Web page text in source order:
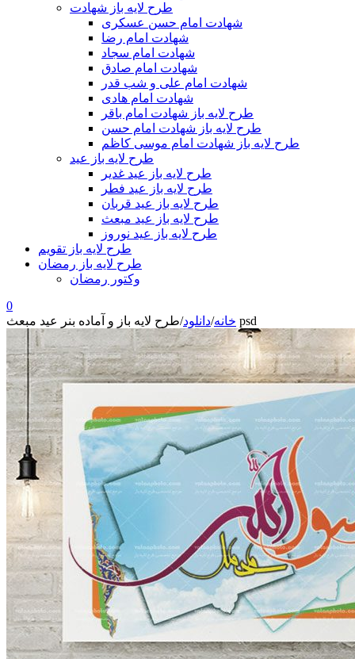
طرح لایه باز شهادت
شهادت امام حسن عسکری
شهادت امام رضا
شهادت امام سجاد
شهادت امام صادق
شهادت امام علی و شب قدر
شهادت امام هادی
طرح لایه باز شهادت امام باقر
طرح لایه باز شهادت امام حسن
طرح لایه باز شهادت امام موسی کاظم
طرح لایه باز عید
طرح لایه باز عید غدیر
طرح لایه باز عید فطر
طرح لایه باز عید قربان
طرح لایه باز عید مبعث
طرح لایه باز عید نوروز
طرح لایه باز تقویم
طرح لایه باز رمضان
وکتور رمضان
0
خانه/دانلود/ طرح لایه باز و آماده بنر عید مبعث psd